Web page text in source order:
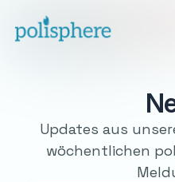
Updates aus
wöchentlichen